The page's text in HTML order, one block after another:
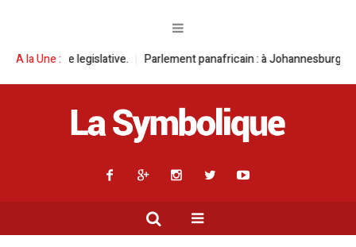
A la Une :Parlement panafricain : à Johannesburg, Aimé Boji Sangara